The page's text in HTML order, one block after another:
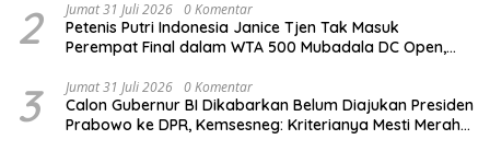
2 Jumat 31 Juli 2026 0 Komentar
Petenis Putri Indonesia Janice Tjen Tak Masuk
Perempat Final dalam WTA 500 Mubadala DC Open,
3 Jumat 31 Juli 2026 0 Komentar
Calon Gubernur BI Dikabarkan Belum Diajukan Presiden
Prabowo ke DPR, Kemsesneg: Kriterianya Mesti Merah